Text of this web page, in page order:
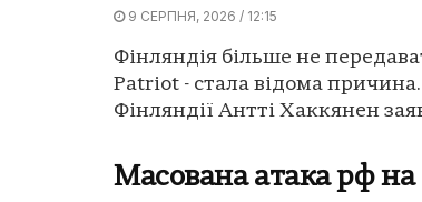
9 СЕРПНЯ, 2026 / 12:15
Фінляндія більше не
Patriot - стала відома
Фінляндії Антті Хаккянен
Масована атака рф